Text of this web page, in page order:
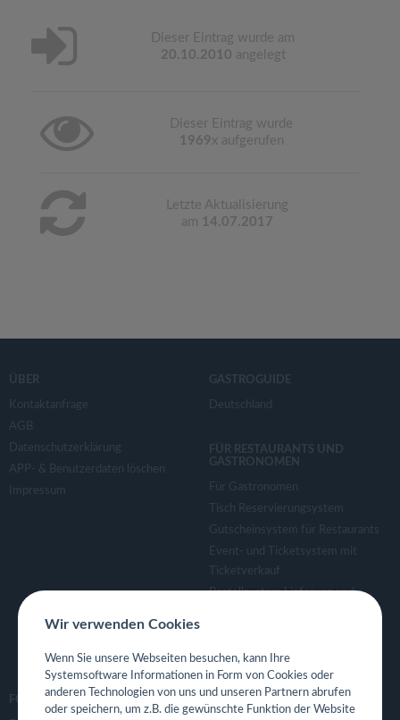
Dieser Eintrag wurde am
20.10.2010 angelegt
Dieser Eintrag wurde
1969x aufgerufen
Letzte Aktualisierung
am 14.07.2017
ÜBER
Kontaktanfrage
AGB
Datenschutzerklärung
APP- & Benutzerdaten löschen
Impressum
GASTROGUIDE
Deutschland
FÜR RESTAURANTS UND
GASTRONOMEN
Für Gastronomen
Tisch Reservierungsystem
Gutscheinsystem für Restaurants
Event- und Ticketsystem mit
Ticketverkauf
Bestellsystem Lieferung und
Eigene App für Restaurant
FOLGE UNS
Wir verwenden Cookies
Wenn Sie unsere Webseiten besuchen, kann Ihre
Systemsoftware Informationen in Form von Cookies oder
anderen Technologien von uns und unseren Partnern abrufen
oder speichern, um z.B. die gewünschte Funktion der Website